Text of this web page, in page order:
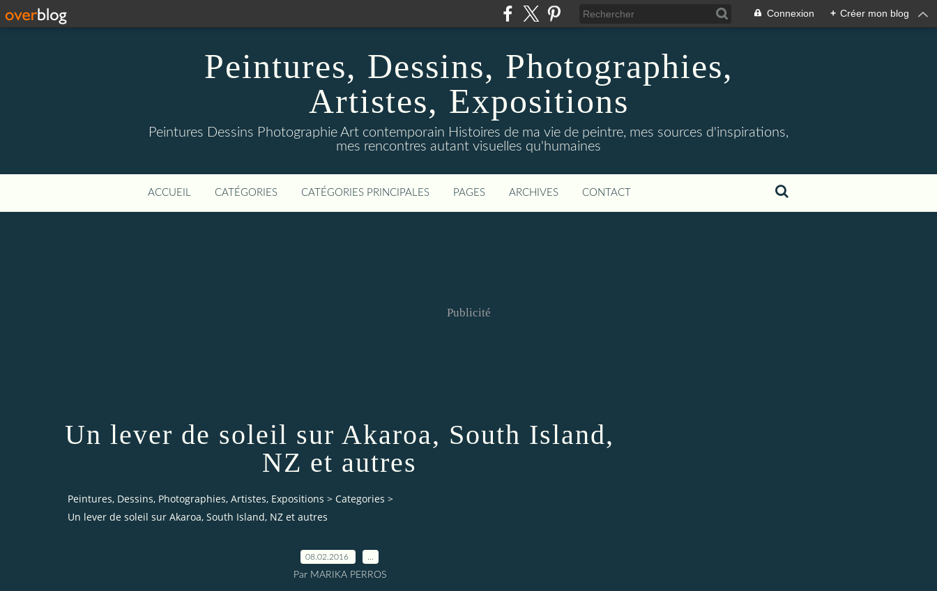
Connexion + Créer mon blog
Peintures, Dessins, Photographies,
Artistes, Expositions
Peintures Dessins Photographie Art contemporain Histoires de ma vie de peintre, mes sources d'inspirations,
mes rencontres autant visuelles qu'humaines
ACCUEIL CATÉGORIES CATÉGORIES PRINCIPALES PAGES ARCHIVES CONTACT
Publicité
Un lever de soleil sur Akaroa, South Island,
NZ et autres
Peintures, Dessins, Photographies, Artistes, Expositions > Categories >
Un lever de soleil sur Akaroa, South Island, NZ et autres
08.02.2016
Par MARIKA PERROS